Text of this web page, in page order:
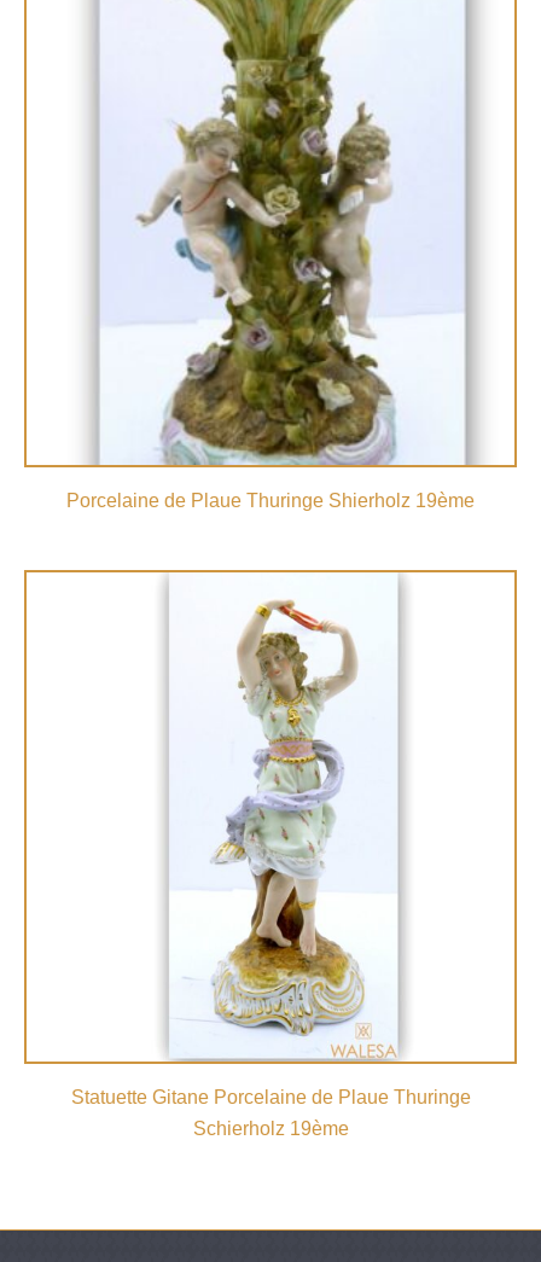
Porcelaine de Plaue Thuringe Shierholz 19ème
Statuette Gitane Porcelaine de Plaue Thuringe
Schierholz 19ème